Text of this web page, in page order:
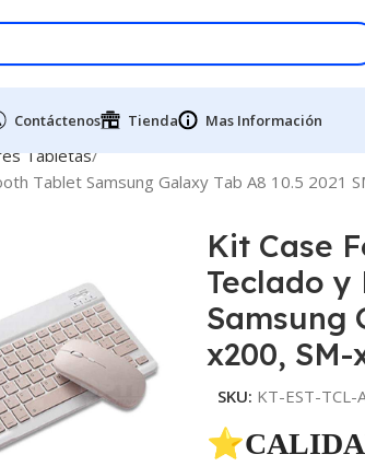
Contáctenos Tienda Mas Información
Tabletas
Tablet Samsung Galaxy Tab A8 10.5 2021
Kit Case
Teclado
Samsung
x200, SM-
SKU: KT-EST-